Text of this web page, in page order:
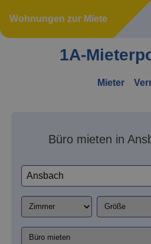
Wohnungen zur Miete
1A-
Mieter
Büro mieten in